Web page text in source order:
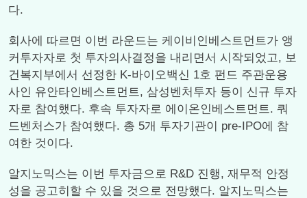
다.
회사에 따르면 이번 라운드는 케이비인베스트먼트가 앵
커투자자로 첫 투자의사결정을 내리면서 시작되었고, 보
건복지부에서 선정한 K-바이오백신 1호 펀드 주관운용
사인 유안타인베스트먼트, 삼성벤처투자 등이 신규 투자
자로 참여했다. 후속 투자자로 에이온인베스트먼트. 쿼
드벤처스가 참여했다. 총 5개 투자기관이 pre-IPO에 참
여한 것이다.
알지노믹스는 이번 투자금으로 R&D 진행, 재무적 안정
성을 공고히할 수 있을 것으로 전망했다. 알지노믹스는